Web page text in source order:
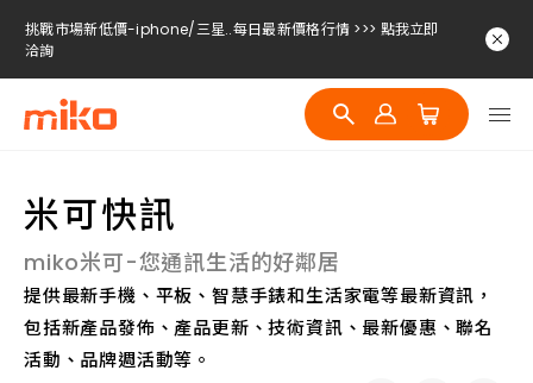
挑戰市場新低價-iphone/三星..每日最新價格行情 >>> 點我立即
洽詢
挑戰市場新低價-iphone/三星..每日最新價格行情 >>> 點我立即
洽詢
挑戰市場新低價-iphone/三星..每日最新價格行情 >>> 點我立即
挑戰市場新低價-iphone/三星..每日最新價格行情 >>> 點我立即
洽詢
米可快訊
miko米可-您通訊生活的好鄰居
提供最新手機、平板、智慧手錶和生活家電等最新資訊，
包括新產品發佈、產品更新、技術資訊、最新優惠、聯名
活動、品牌週活動等。